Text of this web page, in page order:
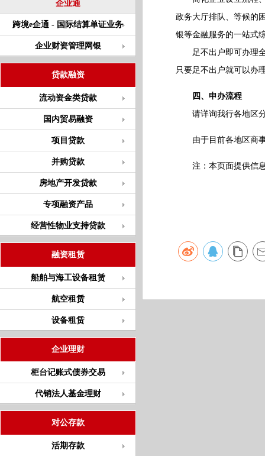
企业通
跨境e企通 - 国际结算单证业务
企业财资管理网银
贷款融资
流动资金类贷款
国内贸易融资
项目贷款
并购贷款
房地产开发贷款
专项融资产品
经营性物业支持贷款
融资租赁
船舶与海工设备租赁
航空租赁
设备租赁
企业理财
柜台记账式债券交易
代销法人基金理财
对公存款
活期存款
政务大厅排队、等候的
银等金融服务的一站式
足不出户即可办理全
只要足不出户就可以办
四、申办流程
请详询我行各地区分
由于目前各地区商事
注：本页面提供信息